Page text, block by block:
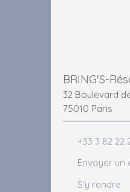
32 Boulevard
75010 Paris
+33 3 82 22
Envoyer un
S'y rendre